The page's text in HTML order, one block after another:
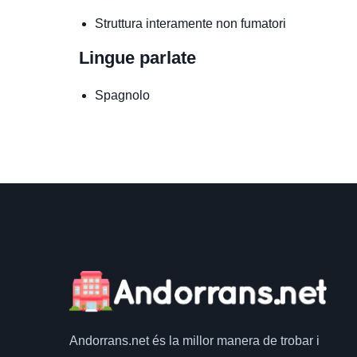
Struttura interamente non fumatori
Lingue parlate
Spagnolo
Andorrans.netés la millor manera de trobar i